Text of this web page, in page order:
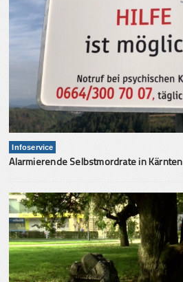
Infoservice
Alarmierende Selbstmordrate in Kärnten